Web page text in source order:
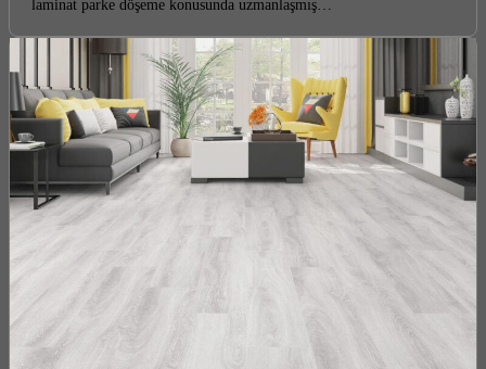
laminat parke döşeme konusunda uzmanlaşmış…